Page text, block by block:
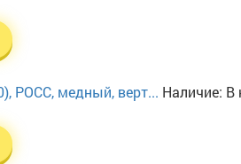
РОСС, медный, верт... Наличие: В